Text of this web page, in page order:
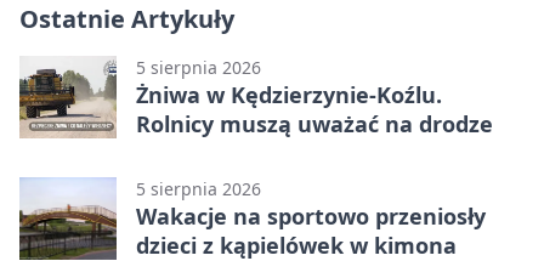
Ostatnie Artykuły
5 sierpnia 2026
Żniwa w Kędzierzynie-Koźlu.
Rolnicy muszą uważać na drodze
5 sierpnia 2026
Wakacje na sportowo przeniosły
dzieci z kąpielówek w kimona